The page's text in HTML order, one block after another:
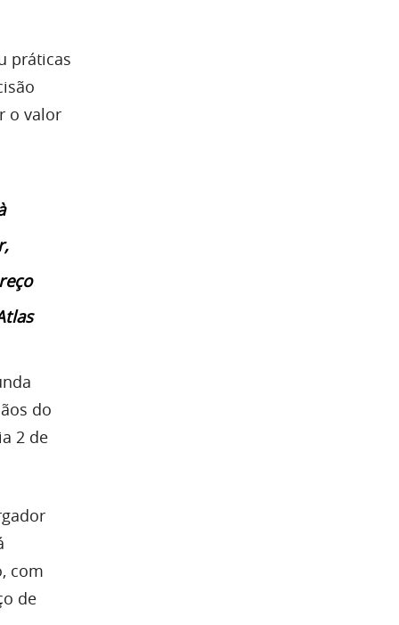
práticas
o valor
do
2 de
com
de